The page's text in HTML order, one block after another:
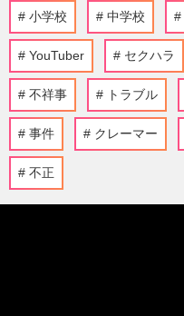
小学校 中学校
YouTuber セクハラ
不祥事 トラブル
事件 クレーマー
不正